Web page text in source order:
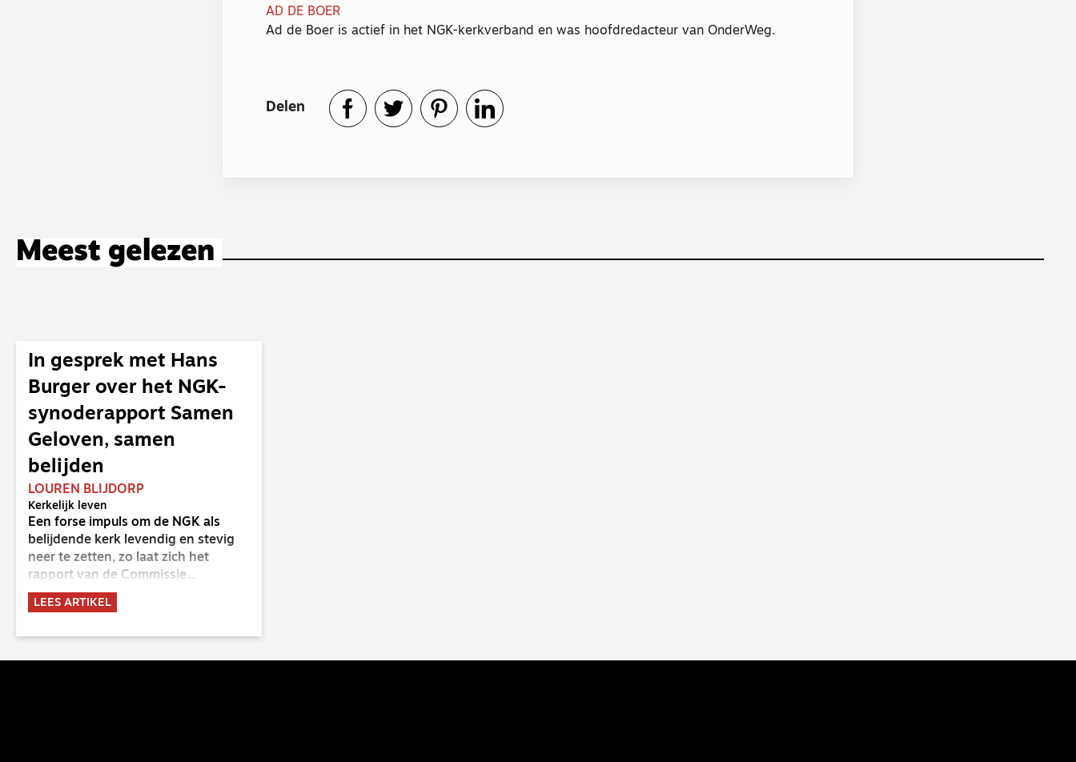
AD DE BOER
Ad de Boer is actief in het NGK-kerkverband en was hoofdredacteur van OnderWeg.
Delen
Meest gelezen
In gesprek met Hans
Burger over het NGK-
synoderapport Samen
Geloven, samen
belijden
LOUREN BLIJDORP
Kerkelijk leven
Een forse impuls om de NGK als
belijdende kerk levendig en stevig
neer te zetten, zo laat zich het
rapport van de Commissie
Belijdende Kerk (CBK) lezen. Deze
commissie is al sinds de eenwording
2023 de opdracht om haar analyse
LEES ARTIKEL